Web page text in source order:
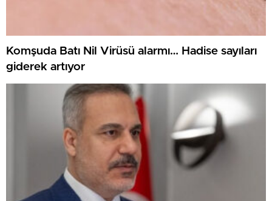
Komşuda Batı Nil Virüsü alarmı… Hadise sayıları
giderek artıyor